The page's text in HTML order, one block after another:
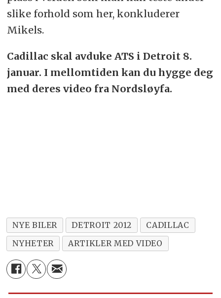
slike forhold som her, konkluderer
Mikels.
Cadillac skal avduke ATS i Detroit 8.
januar. I mellomtiden kan du hygge deg
med deres video fra Nordsløyfa.
NYE BILER DETROIT 2012
CADILLAC
NYHETER
ARTIKLER MED VIDEO